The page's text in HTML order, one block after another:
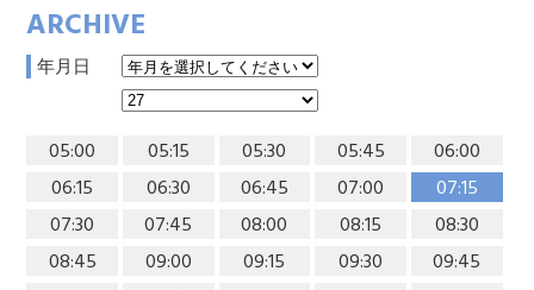
ARCHIVE
年月日
05:00 05:15 05:30 05:45
06:00
06:15
06:30 06:45 07:00
07:15
07:30
07:45 08:00 08:15
08:30
08:45
09:00 09:15 09:30
09:45